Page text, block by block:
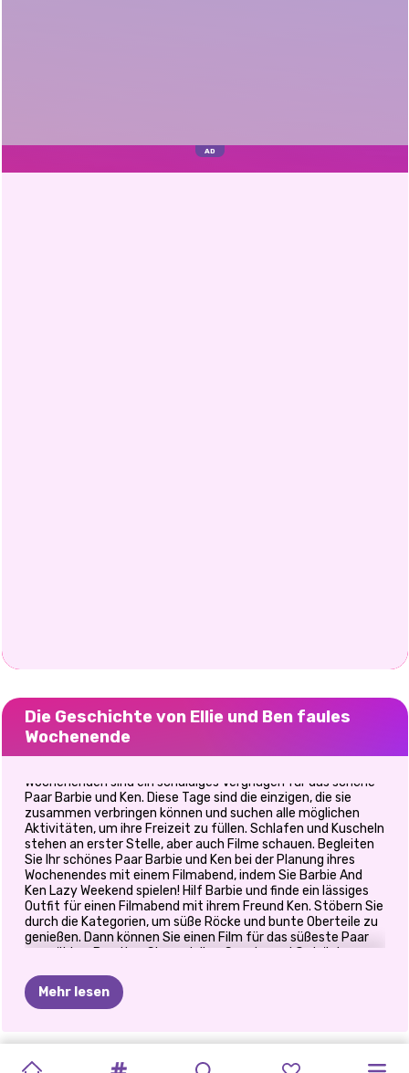
Die Geschichte von Ellie und Ben faules
Wochenende
Wochenenden sind ein schuldiges Vergnügen für das schöne
Paar Barbie und Ken. Diese Tage sind die einzigen, die sie
zusammen verbringen können und suchen alle möglichen
Aktivitäten, um ihre Freizeit zu füllen. Schlafen und Kuscheln
stehen an erster Stelle, aber auch Filme schauen. Begleiten
Sie Ihr schönes Paar Barbie und Ken bei der Planung ihres
Wochenendes mit einem Filmabend, indem Sie Barbie And
Ken Lazy Weekend spielen! Hilf Barbie und finde ein lässiges
Outfit für einen Filmabend mit ihrem Freund Ken. Stöbern Sie
durch die Kategorien, um süße Röcke und bunte Oberteile zu
genießen. Dann können Sie einen Film für das süßeste Paar
auswählen. Bereiten Sie auch ihre Snacks und Getränke vor,
fühlen. Wählen Sie Eis, Popcorn und kleine Dekorationen für
ihren Kaffeetisch. Genießen Sie Ihre Zeit hier auf unserer
Mehr lesen
GOLDIE
ELLIE PRINZESSIN
ELLIE